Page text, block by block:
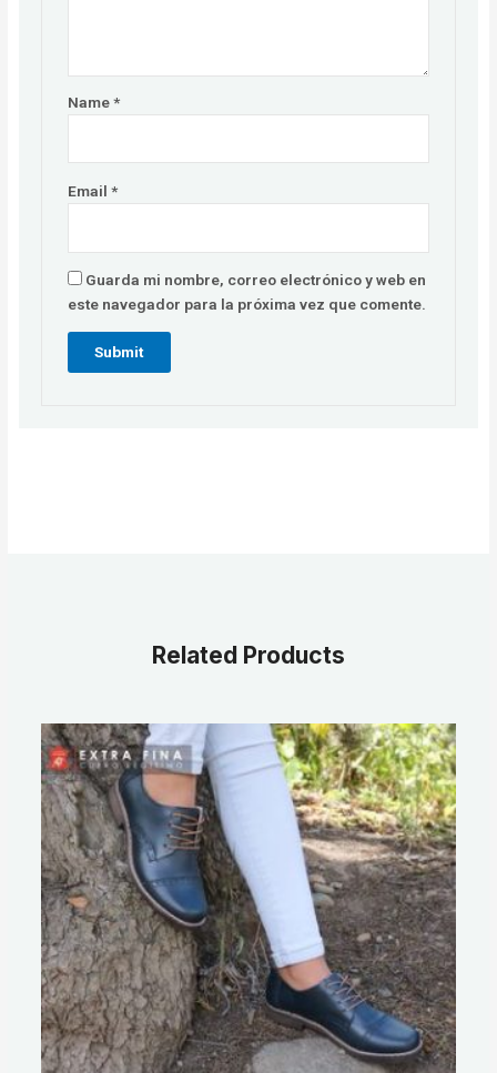
Name*
Email*
Guarda mi nombre, correo electrónico y web en
este navegador para la próxima vez que comente.
Related Products